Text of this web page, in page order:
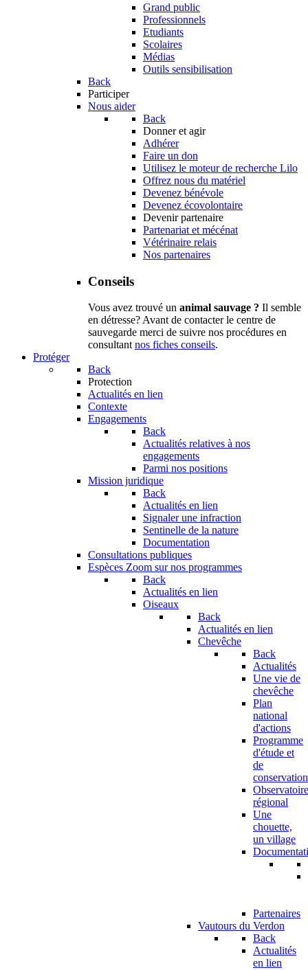
Grand public
Professionnels
Etudiants
Scolaires
Médias
Outils sensibilisation
Back
Participer
Nous aider
Back
Donner et agir
Adhérer
Faire un don
Utilisez le moteur de recherche Lilo
Offrez nous du matériel
Devenez bénévole
Devenez écovolontaire
Devenir partenaire
Partenariat et mécénat
Vétérinaire relais
Nos partenaires
Conseils
Vous avez trouvé un animal sauvage ? Il semble
en détresse? Avant de contacter le centre de
sauvegarde merci de suivre nos procédures en
consultantnos fiches conseils.
Protéger
Back
Protection
Actualités en lien
Contexte
Engagements
Back
Actualités relatives à nos
engagements
Parmi nos positions
Mission juridique
Back
Actualités en lien
Signaler une infraction
Sentinelle de la nature
Documentation
Consultations publiques
Espèces Zoom sur nos programmes
Back
Actualités en lien
Oiseaux
Back
Actualités en lien
Chevêche
Back
Actualités
Une vie de
chevêche
Plan
national
d'actions
Programme
d'étude et
de
conservation
Observatoire
régional
Une
chouette,
un village
Partenaires
Vautours du Verdon
Back
Actualités
en lien